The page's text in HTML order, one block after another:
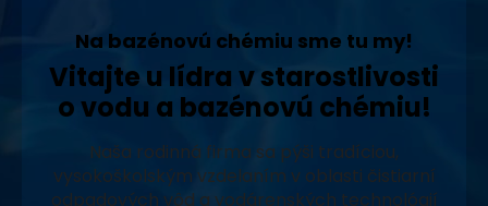
Na bazénovú chémiu sme tu my!
Vitajte u lídra v starostlivosti
o vodu a bazénovú chémiu!
Naša rodinná firma sa pýši tradíciou,
vysokoškolským vzdelaním v oblasti čistiarní
odpadových vôd a vodárenských technológií